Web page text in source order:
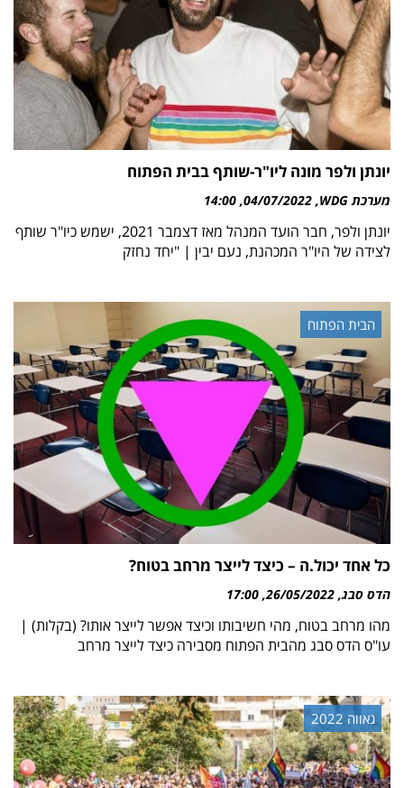
יונתן ולפר מונה ליו"ר-שותף בבית הפתוח
מערכת WDG 04/07/2022
14:00
יונתן ולפר, חבר הועד המנהל מאז דצמבר 2021, ישמש כיו"ר שותף
לצידה של היו"ר המכהנת, נעם יבין | "יחד נחזק
הבית הפתוח
כל אחד יכול.ה – כיצד לייצר מרחב בטוח?
הדס סבג 26/05/2022
17:00
מהו מרחב בטוח, מהי חשיבותו וכיצד אפשר לייצר אותו? (בקלות) |
עו"ס הדס סבג מהבית הפתוח מסבירה כיצד לייצר מרחב
גאווה 2022